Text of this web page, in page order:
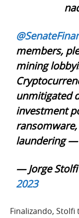
members,
mining
unmitigated
investment
laundering —
— Jorge
2023
Finalizando,